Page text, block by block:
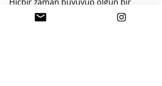
insana dönüşmedim. Dolayısıyla